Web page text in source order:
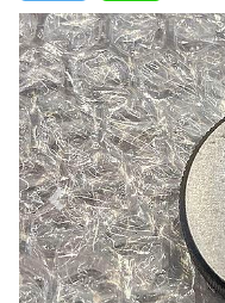
Previous